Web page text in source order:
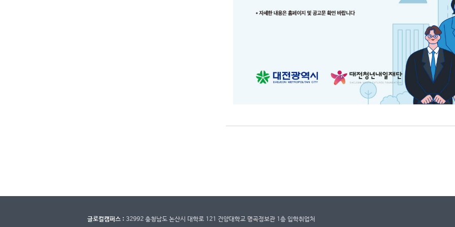
글로컬캠퍼스 : 32992 충청남도 논산시 대학로 121 건양대학교 명곡정보관 1층 입학취업처